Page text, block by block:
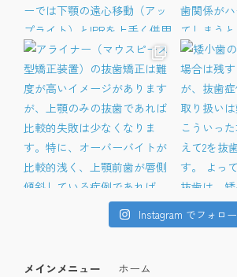
Instagram でフォロー
メインメニュー
ホーム